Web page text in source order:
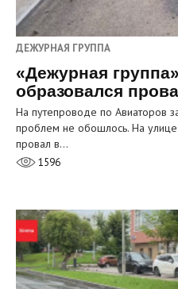
ДЕЖУРНАЯ ГРУППА
«Дежурная
образовался
На путепроводе по Авиаторов
проблем не обошлось. На
провал в…
1596